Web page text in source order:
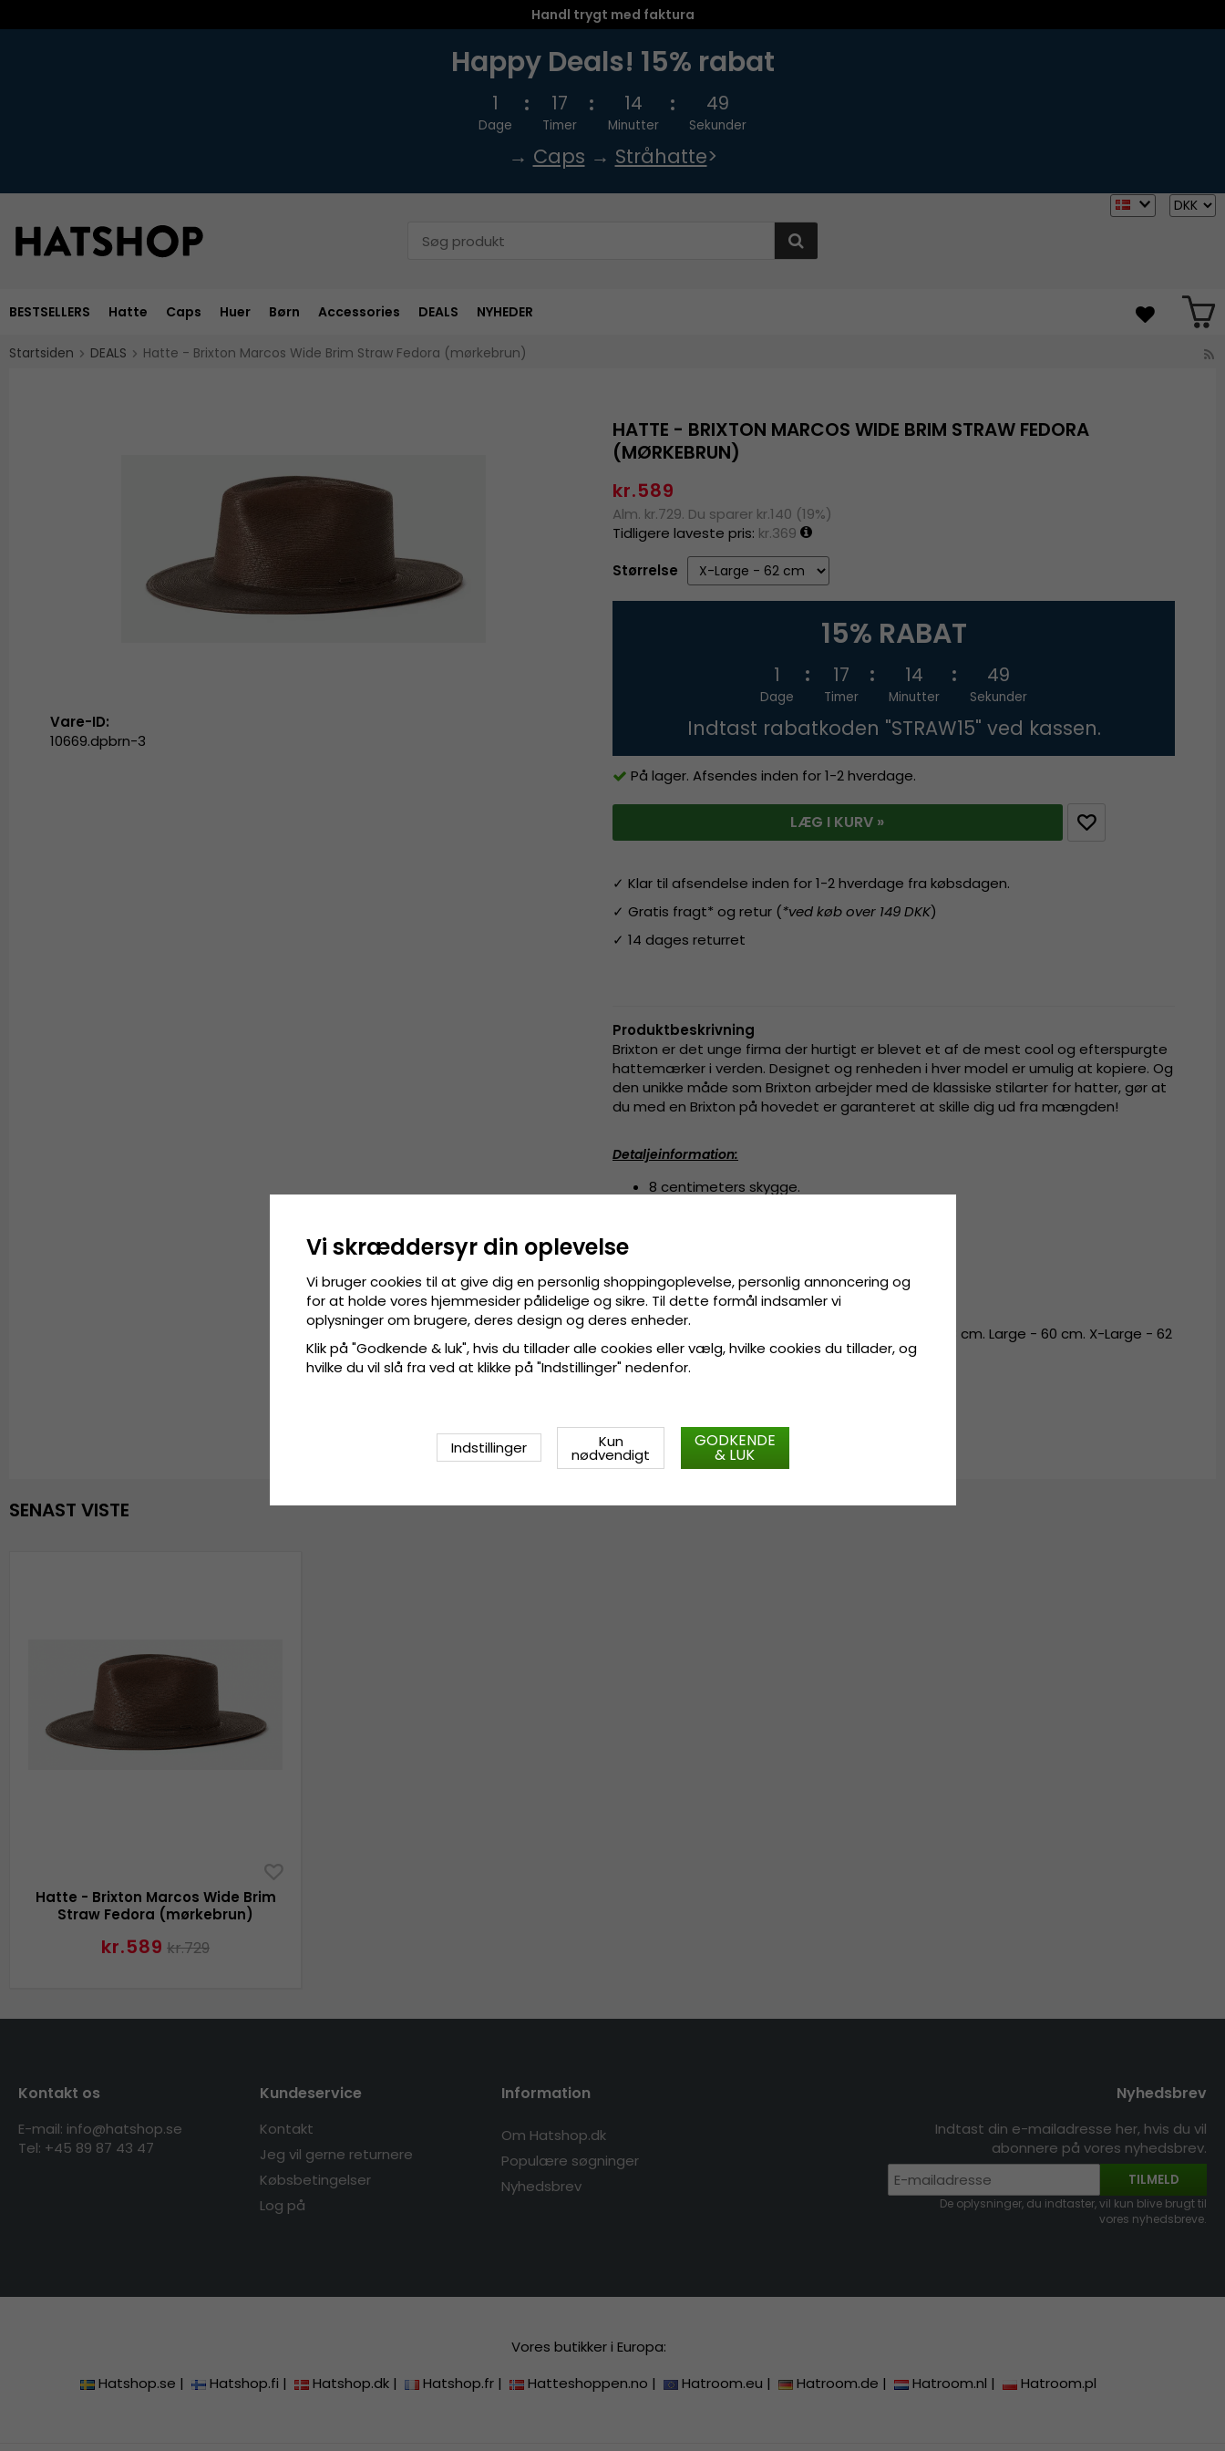
Handl trygt med faktura
Happy Deals! 15% rabat
1
Dage
17
Timer
14
Minutter
48
Sekunder
→ Caps → Stråhatte>
BESTSELLERS Hatte Caps Huer Børn Accessories DEALS NYHEDER
Startsiden DEALS Hatte - Brixton Marcos Wide Brim Straw Fedora (mørkebrun)
HATTE - BRIXTON MARCOS WIDE BRIM STRAW FEDORA
(MØRKEBRUN)
kr.589
Alm. kr.729. Du sparer kr.140 (19%)
Tidligere laveste pris: kr.369
Størrelse
15% RABAT
1
Dage
17
Timer
14
Minutter
48
Sekunder
Indtast rabatkoden "STRAW15" ved kassen.
På lager. Afsendes inden for 1-2 hverdage.
LÆG I KURV »
✓ Klar til afsendelse inden for 1-2 hverdage fra købsdagen.
✓ Gratis fragt* og retur (*ved køb over 149 DKK)
✓ 14 dages returret
Produktbeskrivning
Brixton er det unge firma der hurtigt er blevet et af de mest cool og efterspurgte
hattemærker i verden. Designet og renheden i hver model er umulig at kopiere. Og
den unikke måde som Brixton arbejder med de klassiske stilarter for hatter, gør at
du med en Brixton på hovedet er garanteret at skille dig ud fra mængden!
Detaljeinformation:
8 centimeters skygge.
Fremstillet af:100 procentpalmetrå.
Small - 56 cm. Medium - 58 cm. Large - 60 cm. X-Large - 62
cm.
Vare-ID:
10669.dpbrn-3
SENAST VISTE
Hatte - Brixton Marcos Wide Brim
Straw Fedora (mørkebrun)
kr.589 kr.729
Kontakt os
E-mail: info@hatshop.se
Tel: +45 89 87 43 47
Kundeservice
Kontakt
Jeg vil gerne returnere
Købsbetingelser
Log på
Information
Om Hatshop.dk
Populære søgninger
Nyhedsbrev
Nyhedsbrev
Indtast din e-mailadresse her, hvis du vil
abonnere på vores nyhedsbrev.
TILMELD
De oplysninger, du indtaster, vil kun blive brugt til
vores nyhedsbreve.
Vores butikker i Europa:
Hatshop.se | Hatshop.fi | Hatshop.dk | Hatshop.fr | Hatteshoppen.no | Hatroom.eu | Hatroom.de | Hatroom.nl | Hatroom.pl
Vi skræddersyr din oplevelse
Vi bruger cookies til at give dig en personlig shoppingoplevelse, personlig annoncering og
for at holde vores hjemmesider pålidelige og sikre. Til dette formål indsamler vi
oplysninger om brugere, deres design og deres enheder.
Klik på "Godkende & luk", hvis du tillader alle cookies eller vælg, hvilke cookies du tillader, og
hvilke du vil slå fra ved at klikke på "Indstillinger" nedenfor.
Indstillinger Kun
nødvendigt
GODKENDE
& LUK